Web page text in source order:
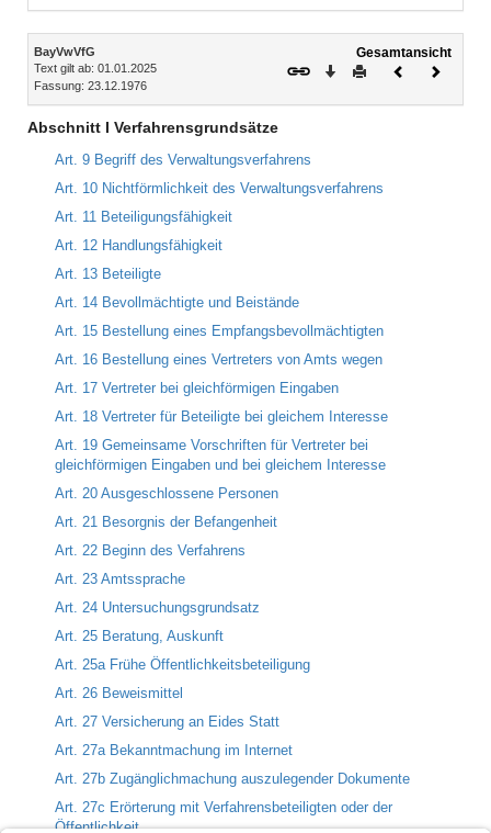
Inhalt
BayVwVfG
Text gilt ab: 01.01.2025
Fassung: 23.12.1976
Gesamtansicht
Download
DruckenVorheriges
Abschnitt I Verfahrensgrundsätze
Art. 9 Begriff des Verwaltungsverfahrens
Art. 10 Nichtförmlichkeit des Verwaltungsverfahrens
Art. 11 Beteiligungsfähigkeit
Art. 12 Handlungsfähigkeit
Art. 13 Beteiligte
Art. 14 Bevollmächtigte und Beistände
Art. 15 Bestellung eines Empfangsbevollmächtigten
Art. 16 Bestellung eines Vertreters von Amts wegen
Art. 17 Vertreter bei gleichförmigen Eingaben
Art. 18 Vertreter für Beteiligte bei gleichem Interesse
Art. 19 Gemeinsame Vorschriften für Vertreter bei
gleichförmigen Eingaben und bei gleichem Interesse
Art. 20 Ausgeschlossene Personen
Art. 21 Besorgnis der Befangenheit
Art. 22 Beginn des Verfahrens
Art. 23 Amtssprache
Art. 24 Untersuchungsgrundsatz
Art. 25 Beratung, Auskunft
Art. 25a Frühe Öffentlichkeitsbeteiligung
Art. 26 Beweismittel
Art. 27 Versicherung an Eides Statt
Art. 27a Bekanntmachung im Internet
Art. 27b Zugänglichmachung auszulegender Dokumente
Art. 27c Erörterung mit Verfahrensbeteiligten oder der
Öffentlichkeit